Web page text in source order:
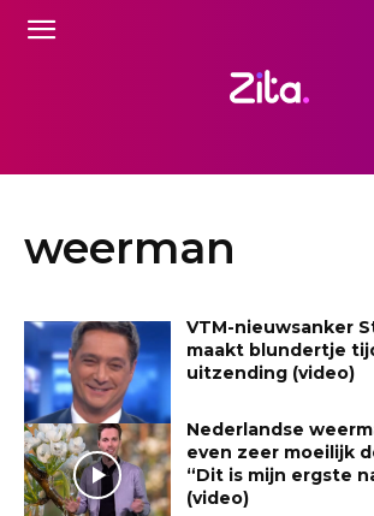
weerman
VTM-nieuwsanker
maakt blundertje
uitzending (video)
Nederlandse
even zeer moeilijk
“Dit is mijn ergste
(video)